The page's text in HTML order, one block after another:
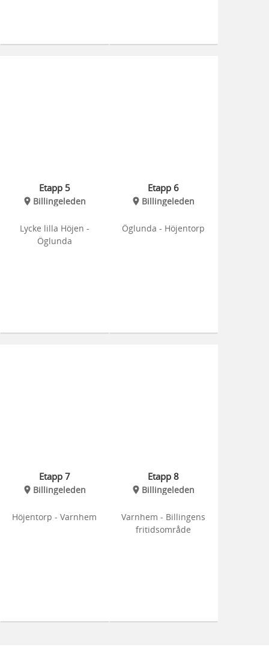
Etapp 5
Billingeleden
Lycke lilla Höjen -
Öglunda
Etapp 6
Billingeleden
Öglunda - Höjentorp
Etapp 7
Billingeleden
Höjentorp - Varnhem
Etapp 8
Billingeleden
Varnhem - Billingens
fritidsområde